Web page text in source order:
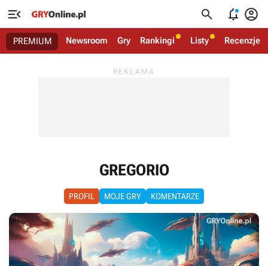
   
PREMIUM Newsroom Gry Rankingi Listy Recenzje
GREGORIO
PROFIL MOJE GRY KOMENTARZE